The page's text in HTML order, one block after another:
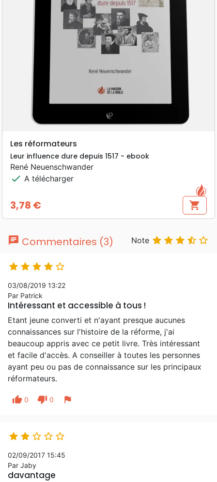
Les réformateurs
Leur influence dure depuis 1517 - ebook
René Neuenschwander
check A télécharger
Prix
3,78 € shopping_cart
chat Commentaires (3) Note     
    
03/08/2019 13:22
Par Patrick
Intéressant et accessible à tous !
Etant jeune converti et n'ayant presque aucunes
connaissances sur l'histoire de la réforme, j'ai
beaucoup appris avec ce petit livre. Très intéressant
et facile d'accès. A conseiller à toutes les personnes
ayant peu ou pas de connaissance sur les principaux
réformateurs.
thumb_up 0 thumb_down 0 flag
    
02/09/2017 15:45
Par Jaby
davantage